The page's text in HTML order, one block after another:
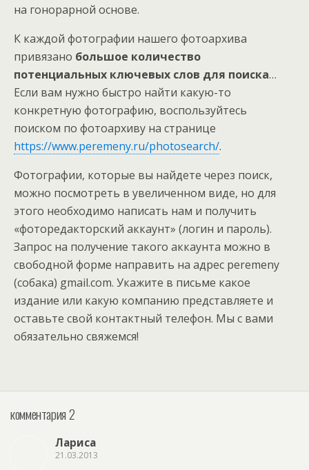
на гонорарной основе.
К каждой фотографии нашего фотоархива
привязано большое количество
потенциальных ключевых слов для поиска…
Если вам нужно быстро найти какую-то
конкретную фотографию, воспользуйтесь
поиском по фотоархиву на странице
https://www.peremeny.ru/photosearch/.
Фотографии, которые вы найдете через поиск,
можно посмотреть в увеличенном виде, но для
этого необходимо написать нам и получить
«фоторедакторский аккаунт» (логин и пароль).
Запрос на получение такого аккаунта можно в
свободной форме направить на адрес peremeny
(собака) gmail.com. Укажите в письме какое
издание или какую компанию представляете и
оставьте свой контактный телефон. Мы с вами
обязательно свяжемся!
комментария 2
Лариса
21.03.2013